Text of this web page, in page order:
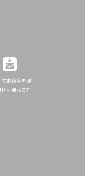
書籍等を購
に還元され